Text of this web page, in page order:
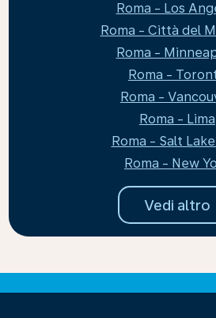
Roma - Los
Roma - Città del
Roma -
Roma -
Roma -
Roma - Lima
Roma - Salt
Roma - New
Vedi altro